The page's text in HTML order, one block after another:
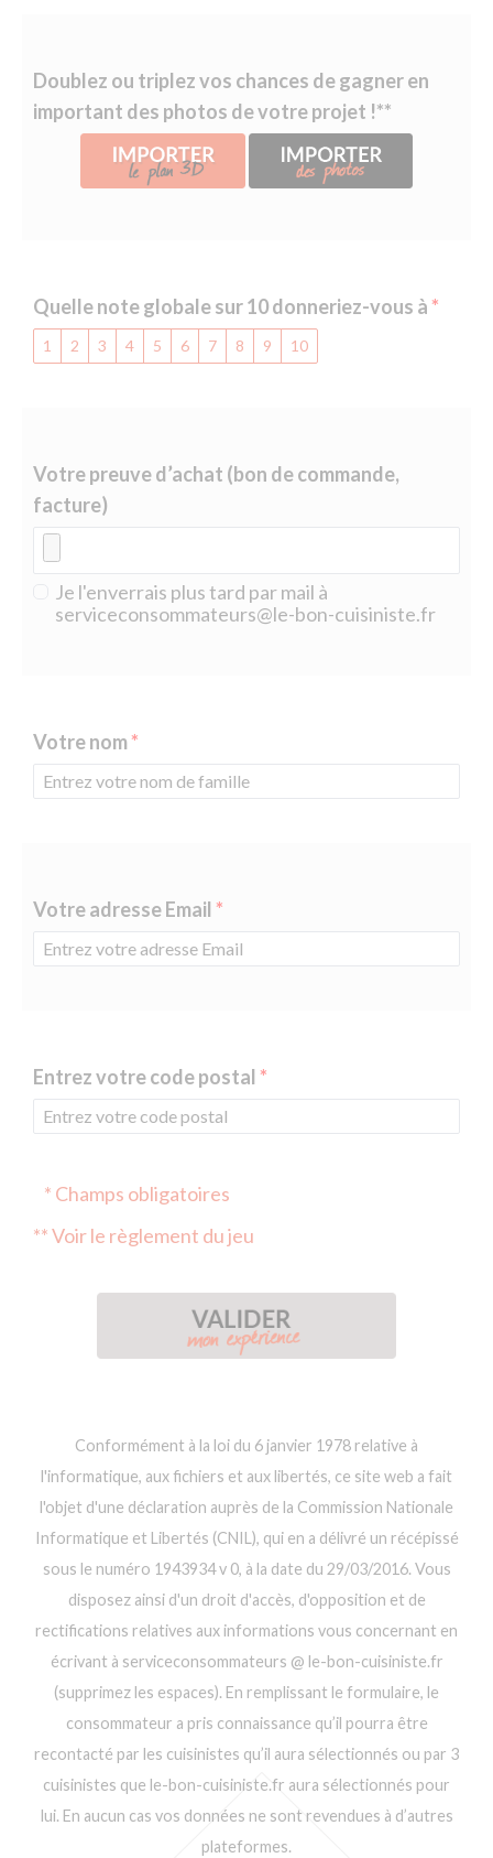
Doublez ou triplez vos chances de gagner en
important des photos de votre projet !**
Quelle note globale sur 10 donneriez-vous à
1 2 3 4 5 6 7 8 9 10
Votre preuve d’achat (bon de commande,
facture)
Je l'enverrais plus tard par mail à
serviceconsommateurs@le-bon-cuisiniste.fr
Votre nom
Votre adresse Email
Entrez votre code postal
* Champs obligatoires
** Voir le règlement du jeu
Conformément à la loi du 6 janvier 1978 relative à
l'informatique, aux fichiers et aux libertés, ce site web a fait
l'objet d'une déclaration auprès de la Commission Nationale
Informatique et Libertés (CNIL), qui en a délivré un récépissé
sous le numéro 1943934 v 0, à la date du 29/03/2016. Vous
disposez ainsi d'un droit d'accès, d'opposition et de
rectifications relatives aux informations vous concernant en
écrivant à serviceconsommateurs @ le-bon-cuisiniste.fr
(supprimez les espaces). En remplissant le formulaire, le
consommateur a pris connaissance qu’il pourra être
recontacté par les cuisinistes qu’il aura sélectionnés ou par 3
cuisinistes que le-bon-cuisiniste.fr aura sélectionnés pour
lui. En aucun cas vos données ne sont revendues à d’autres
plateformes.